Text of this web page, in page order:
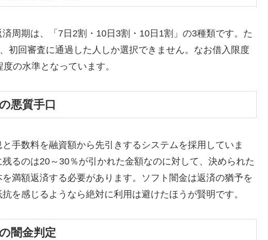
周期は、「7日2割・10日3割・10日1割」の3種類です。た
初回審査に通過した人しか選択できません。なお借入限度
の水準となっています。
悪質手口
手数料を融資額から先引きするシステムを採用していま
るのは20～30％が引かれた金額なのに対して、決められた
満額返済する必要があります。ソフト闇金は返済の猶予を
を感じるようなら絶対に利用は避けたほうが賢明です。
闇金判定